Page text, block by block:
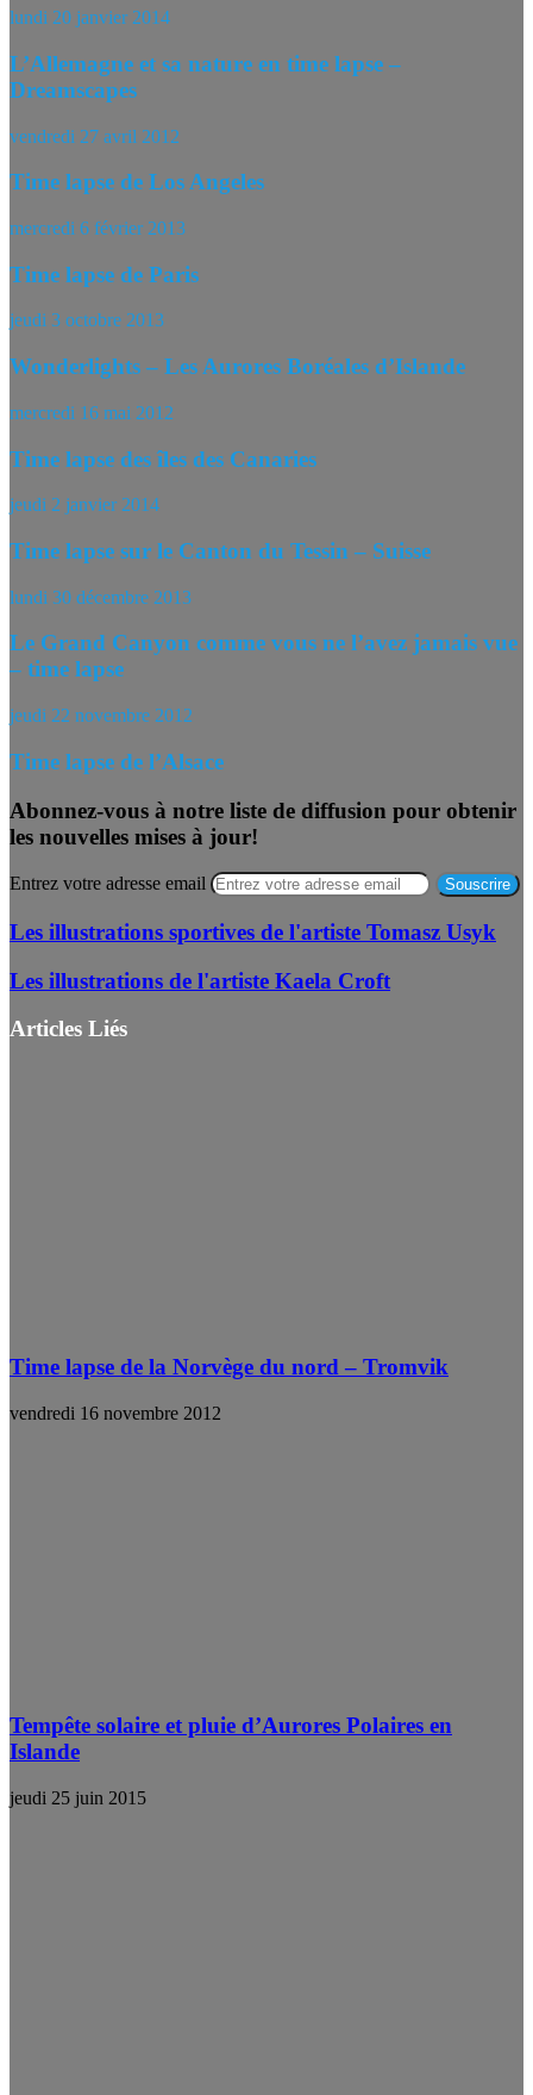
lundi 20 janvier 2014
L’Allemagne et sa nature en time lapse –
Dreamscapes
vendredi 27 avril 2012
Time lapse de Los Angeles
mercredi 6 février 2013
Time lapse de Paris
jeudi 3 octobre 2013
Wonderlights – Les Aurores Boréales d’Islande
mercredi 16 mai 2012
Time lapse des îles des Canaries
jeudi 2 janvier 2014
Time lapse sur le Canton du Tessin – Suisse
lundi 30 décembre 2013
Le Grand Canyon comme vous ne l’avez jamais vue
– time lapse
jeudi 22 novembre 2012
Time lapse de l’Alsace
Abonnez-vous à notre liste de diffusion pour obtenir
les nouvelles mises à jour!
Entrez votre adresse email
Les illustrations sportives de l'artiste Tomasz Usyk
Les illustrations de l'artiste Kaela Croft
Articles Liés
Time lapse de la Norvège du nord – Tromvik
vendredi 16 novembre 2012
Tempête solaire et pluie d’Aurores Polaires en
Islande
jeudi 25 juin 2015